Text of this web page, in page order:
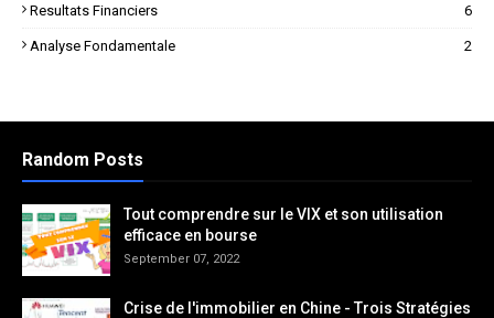
Resultats Financiers 6
Analyse Fondamentale 2
Random Posts
Tout comprendre sur le VIX et son utilisation
efficace en bourse
September 07, 2022
Crise de l'immobilier en Chine - Trois Stratégies